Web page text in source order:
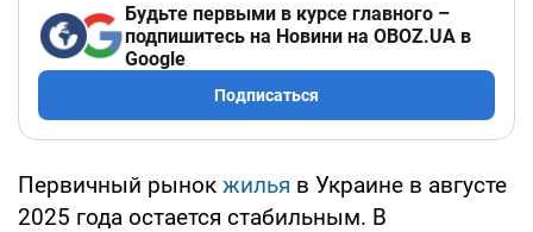
Будьте первыми в курсе главного –
подпишитесь на Новини на OBOZ.UA в
Google
Подписаться
Первичный рынок жилья в Украине в августе
2025 года остается стабильным. В